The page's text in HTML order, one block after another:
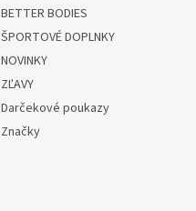
BETTER BODIES
ŠPORTOVÉ DOPLNKY
NOVINKY
ZĽAVY
Darčekové poukazy
Značky